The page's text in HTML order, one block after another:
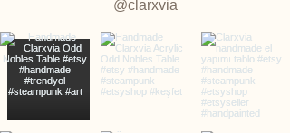
@clarxvia